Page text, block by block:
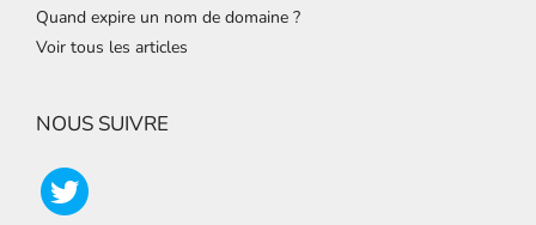
Quand expire un nom de domaine ?
Voir tous les articles
NOUS SUIVRE